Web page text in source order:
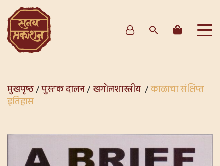
मुखपृष्ठ/पुस्तक दालन/खगोलशास्त्रीय /काळाचा संक्षिप्त
इतिहास